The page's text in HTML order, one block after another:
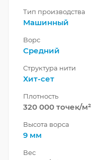
Тип производства
Машинный
Ворс
Средний
Структура нити
Хит-сет
Плотность
320 000 точек/м²
Высота ворса
9 мм
Вес